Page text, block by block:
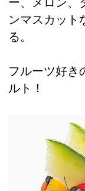
ンマスカット
る。
フルーツ好き
ルト！